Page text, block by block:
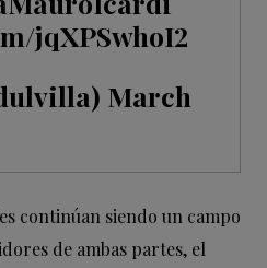
jqXPSwhoI2
March
continúan siendo un campo
de ambas partes, el